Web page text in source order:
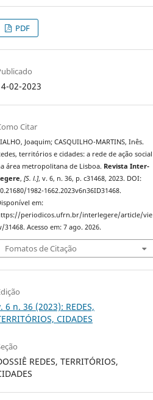
PDF
02-2023
Citar
Joaquim; CASQUILHO-MARTINS, Inês.
territórios e cidades: a rede de ação social
área metropolitana de Lisboa. Revista Inter-
,[S. l.], v. 6, n. 36, p. c31468, 2023. DOI:
1982-1662.2023v6n36ID31468.
em:
periodicos.ufrn.br/interlegere/article/vie
31468. Acesso em: 7 ago. 2026.
Fomatos de Citação
6 n. 36 (2023): REDES,
CIDADES
REDES, TERRITÓRIOS,